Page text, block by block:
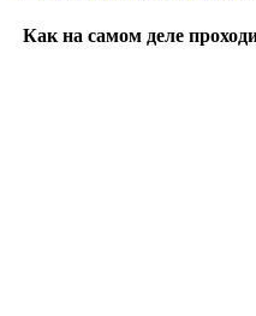
Как на самом деле